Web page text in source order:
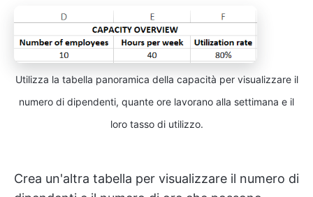
Utilizza la tabella panoramica della capacità per visualizzare il
numero di dipendenti, quante ore lavorano alla settimana e il
loro tasso di utilizzo.
Crea un'altra tabella per visualizzare il numero di